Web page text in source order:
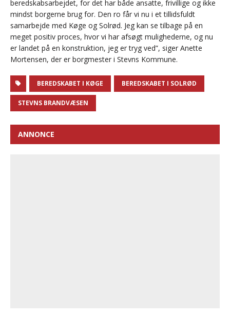
beredskabsarbejdet, for det har både ansatte, frivillige og ikke
mindst borgerne brug for. Den ro får vi nu i et tillidsfuldt
samarbejde med Køge og Solrød. Jeg kan se tilbage på en
meget positiv proces, hvor vi har afsøgt mulighederne, og nu
er landet på en konstruktion, jeg er tryg ved”, siger Anette
Mortensen, der er borgmester i Stevns Kommune.
BEREDSKABET I KØGE BEREDSKABET I SOLRØD
STEVNS BRANDVÆSEN
ANNONCE